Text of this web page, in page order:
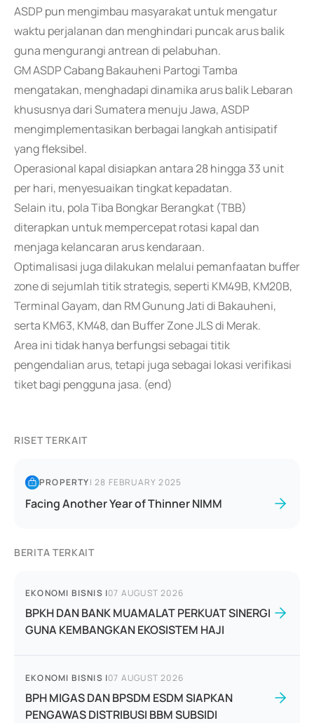
ASDP pun mengimbau masyarakat untuk mengatur
waktu perjalanan dan menghindari puncak arus balik
guna mengurangi antrean di pelabuhan.
GM ASDP Cabang Bakauheni Partogi Tamba
mengatakan, menghadapi dinamika arus balik Lebaran
khususnya dari Sumatera menuju Jawa, ASDP
mengimplementasikan berbagai langkah antisipatif
yang fleksibel.
Operasional kapal disiapkan antara 28 hingga 33 unit
per hari, menyesuaikan tingkat kepadatan.
Selain itu, pola Tiba Bongkar Berangkat (TBB)
diterapkan untuk mempercepat rotasi kapal dan
menjaga kelancaran arus kendaraan.
Optimalisasi juga dilakukan melalui pemanfaatan buffer
zone di sejumlah titik strategis, seperti KM49B, KM20B,
Terminal Gayam, dan RM Gunung Jati di Bakauheni,
serta KM63, KM48, dan Buffer Zone JLS di Merak.
Area ini tidak hanya berfungsi sebagai titik
pengendalian arus, tetapi juga sebagai lokasi verifikasi
tiket bagi pengguna jasa. (end)
RISET TERKAIT
PROPERTY|28 FEBRUARY 2025
Facing Another Year of Thinner NIMM
BERITA TERKAIT
EKONOMI BISNIS |07 AUGUST 2026
BPKH DAN BANK MUAMALAT PERKUAT SINERGI
GUNA KEMBANGKAN EKOSISTEM HAJI
EKONOMI BISNIS |07 AUGUST 2026
BPH MIGAS DAN BPSDM ESDM SIAPKAN
PENGAWAS DISTRIBUSI BBM SUBSIDI